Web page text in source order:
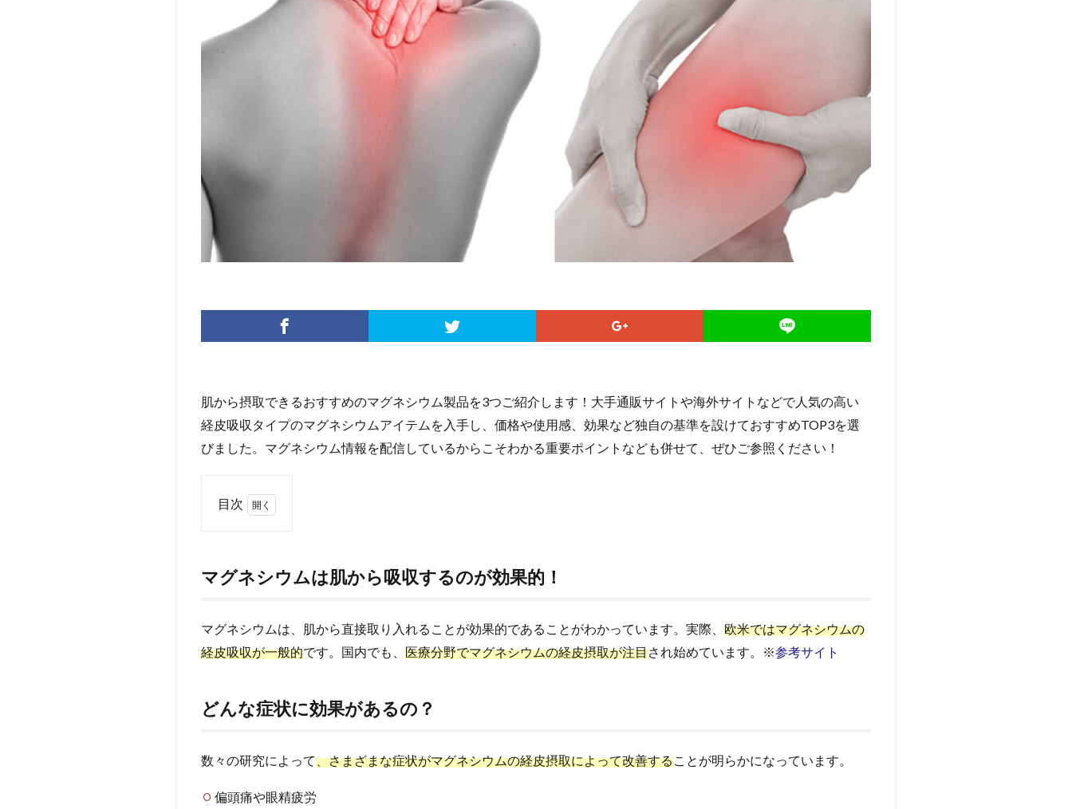
肌から摂取できるおすすめのマグネシウム製品を3つご紹介します！大手通販サイトや海外サイトなどで人気の高い
経皮吸収タイプのマグネシウムアイテムを入手し、価格や使用感、効果など独自の基準を設けておすすめTOP3を選
びました。マグネシウム情報を配信しているからこそわかる重要ポイントなども併せて、ぜひご参照ください！
目次
0.1
ネシ
ウム
吸収
する
的！
な症
効果
マグネシウムは肌から吸収するのが効果的！
マグネシウムは、肌から直接取り入れることが効果的であることがわかっています。実際、 欧米ではマグネシウムの
経皮吸収が一般的です。国内でも、 医療分野でマグネシウムの経皮摂取が注目され始めています。※参考サイト
どんな症状に効果があるの？
数々の研究によって、さまざまな症状がマグネシウムの経皮摂取によって改善する ことが明らかになっています。
偏頭痛や眼精疲労